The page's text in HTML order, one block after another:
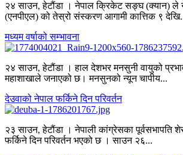
२४ साउन, हेटौंडा । नेपाल क्रिकेट सङ्घ (क्यान) ले
(एनपीएल) को तेस्रो संस्करण आगामी कात्तिक ९
मध्यम वर्षाको सम्भावना
२४ साउन, हेटौंडा । हाल देशभर मनसुनी वायुको
महाशाखाले जनाएको छ। मनसुनको न्यून चापीय...
देउवाको नेपाल फर्किने दिन परिवर्तन
२३ साउन, हेटौंडा । नेपाली कांग्रेसका पूर्वसभापति
फर्किने दिन परिवर्तन भएको छ । साउन २६...